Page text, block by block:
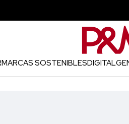
MARCAS SOSTENIBLESDIGITAL